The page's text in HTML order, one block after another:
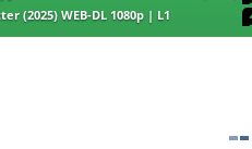
| Русский репортаж
(2025) WEB-DL 1080p | L1
L1